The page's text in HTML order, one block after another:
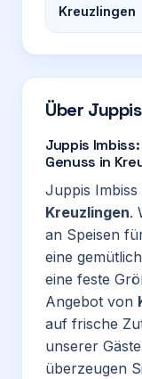
Kreuzlingen
Über
Juppis
Genuss in
Juppis Imbiss
Kreuzlingen.
an Speisen
eine
eine feste
Angebot von
auf frische
unserer
überzeugen